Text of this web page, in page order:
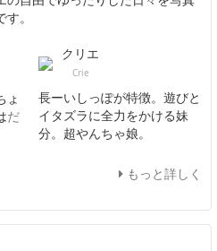
。
ょ
だ
クリエ
Crie
長ーいしっぽが特徴。遊びと
イタズラに全力をかける妹
分。超やんちゃ娘。
もっと詳しく